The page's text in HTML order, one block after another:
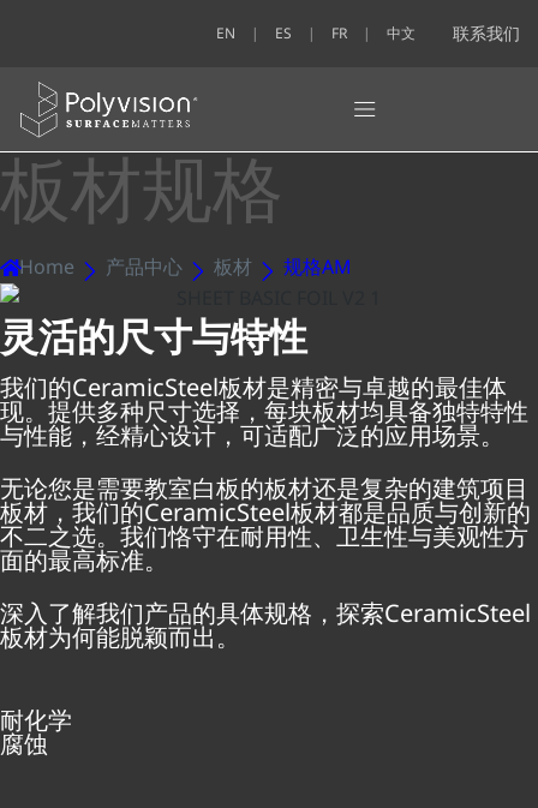
EN ES FR 中文 联系我们
板材规格
Home 产品中心 板材 规格AM
灵活的尺寸与特性
我们的CeramicSteel板材是精密与卓越的最佳体
现。提供多种尺寸选择，每块板材均具备独特特性
与性能，经精心设计，可适配广泛的应用场景。
无论您是需要教室白板的板材还是复杂的建筑项目
板材，我们的CeramicSteel板材都是品质与创新的
不二之选。我们恪守在耐用性、卫生性与美观性方
面的最高标准。
深入了解我们产品的具体规格，探索CeramicSteel
板材为何能脱颖而出。
耐化学
腐蚀